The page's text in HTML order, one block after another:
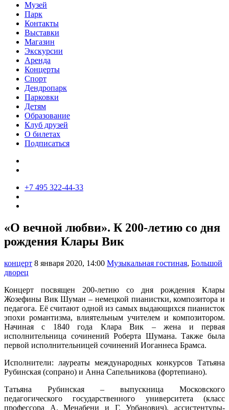
Музей
Парк
Контакты
Выставки
Магазин
Экскурсии
Аренда
Концерты
Спорт
Дендропарк
Парковки
Детям
Образование
Клуб друзей
О билетах
Подписаться
+7 495 322-44-33
«О вечной любви». К 200-летию со дня
рождения Клары Вик
концерт 8 января 2020, 14:00 Музыкальная гостиная, Большой
дворец
Концерт посвящен 200-летию со дня рождения Клары
Жозефины Вик Шуман – немецкой пианистки, композитора и
педагога. Её считают одной из самых выдающихся пианисток
эпохи романтизма, влиятельным учителем и композитором.
Начиная с 1840 года Клара Вик – жена и первая
исполнительница сочинений Роберта Шумана. Также была
первой исполнительницей сочинений Иоганнеса Брамса.
Исполнители: лауреаты международных конкурсов Татьяна
Рубинская (сопрано) и Анна Сапельникова (фортепиано).
Татьяна Рубинская – выпускница Московского
педагогического государственного университета (класс
профессора А. Менабени и Г. Урбанович), ассистентуры-